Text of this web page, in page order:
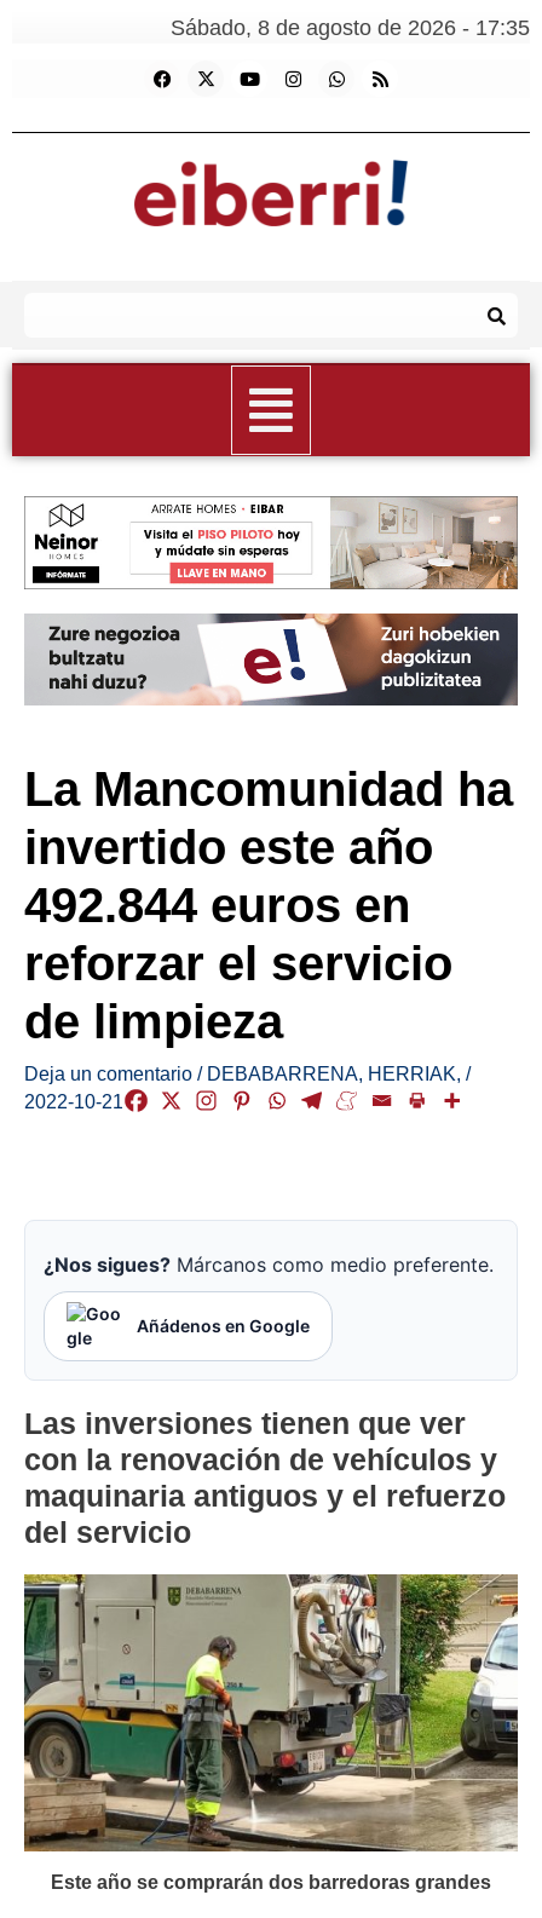
Sábado, 8 de agosto de 2026 - 17:35
La Mancomunidad ha
invertido este año
492.844 euros en
reforzar el servicio
de limpieza
Deja un comentario / DEBABARRENA, HERRIAK, /
2022-10-21
¿Nos sigues? Márcanos como medio preferente.
Añádenos en Google
Las inversiones tienen que ver
con la renovación de vehículos y
maquinaria antiguos y el refuerzo
del servicio
Este año se comprarán dos barredoras grandes